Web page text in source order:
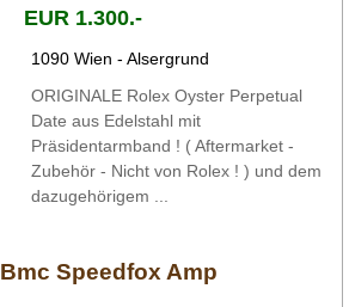
EUR 1.300.-
1090 Wien - Alsergrund
ORIGINALE Rolex Oyster Perpetual
Date aus Edelstahl mit
Präsidentarmband ! ( Aftermarket -
Zubehör - Nicht von Rolex ! ) und dem
dazugehörigem ...
Bmc Speedfox Amp